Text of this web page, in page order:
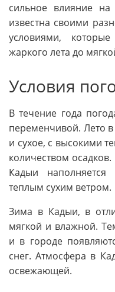
сильное влияние
известна своими
условиями,
жаркого лета до
Условия
В течение года
переменчивой. Лето
и сухое, с высокими
количеством
Кадыи
теплым сухим ветром.
Зима в Кадыи, в
мягкой и влажной.
и в городе
снег. Атмосфера в
освежающей.